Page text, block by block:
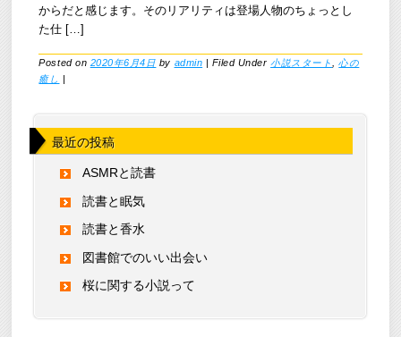
からだと感じます。そのリアリティは登場人物のちょっとし
た仕 […]
Posted on 2020年6月4日 by admin | Filed Under小説スタート ,心の
癒し |
最近の投稿
ASMRと読書
読書と眠気
読書と香水
図書館でのいい出会い
桜に関する小説って